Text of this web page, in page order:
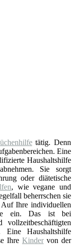
tätig. Denn
Eine
Haushaltshilfe
Sie sorgt
oder diätetische
, wie vegane und
beherrschen sie
Auf Ihre individuellen
ein. Das ist bei
Eine Haushaltshilfe
Ihre Kinder von der